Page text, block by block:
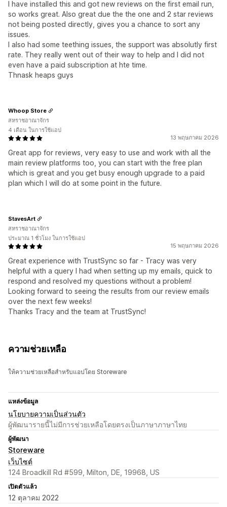
I have installed this and got new reviews on the first email run,
so works great. Also great due the the one and 2 star reviews
not being posted directly, gives you a chance to sort any
issues.
I also had some teething issues, the support was absolutly first
rate. They really went out of their way to help and I did not
even have a paid subscription at hte time.
Thnask heaps guys
13 พฤษภาคม 2026
Great app for reviews, very easy to use and work with all the
main review platforms too, you can start with the free plan
which is great and you get busy enough upgrade to a paid
plan which I will do at some point in the future.
Whoop Store
สหราชอาณาจักร
4 เดือน ในการใช้แอป
15 พฤษภาคม 2026
Great experience with TrustSync so far - Tracy was very
helpful with a query I had when setting up my emails, quick to
respond and resolved my questions without a problem!
Looking forward to seeing the results from our review emails
over the next few weeks!
Thanks Tracy and the team at TrustSync!
StavesArt
สหราชอาณาจักร
ประมาณ 1 ชั่วโมง ในการใช้แอป
ความช่วยเหลือ
ให้ความช่วยเหลือสำหรับแอปโดย Storeware
แหล่งข้อมูล
นโยบายความเป็นส่วนตัว
ผู้พัฒนารายนี้ไม่มีการช่วยเหลือโดยตรงเป็นภาษาภาษาไทย
ผู้พัฒนา
Storeware
เว็บไซต์
124 Broadkill Rd #599, Milton, DE, 19968, US
เปิดตัวแล้ว
12 ตุลาคม 2022